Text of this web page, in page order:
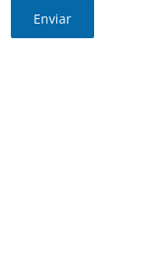
Meio Ambiente
Enviar